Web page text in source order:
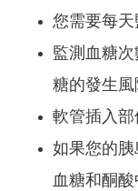
您需要每天
監測血糖
糖的發生風
軟管插入部
如果您的
血糖和酮酸